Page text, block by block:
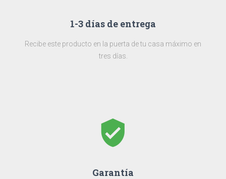
1-3 días de entrega
Recibe este producto en la puerta de tu casa máximo en
tres días.
verified_user
Garantía